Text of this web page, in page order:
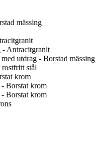
mässing
- Antracitgranit
utdrag - Borstad mässing
stål
krom
Borstat krom
Borstat krom